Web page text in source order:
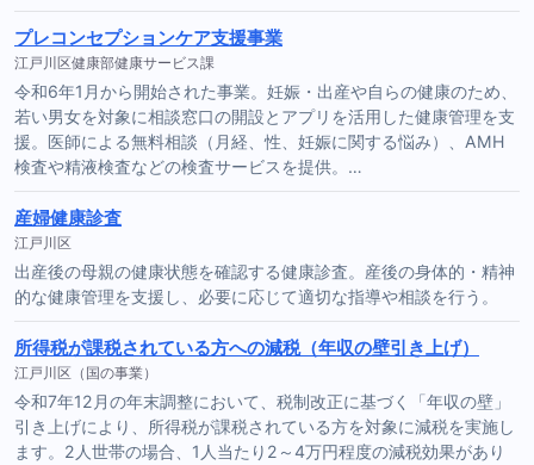
プレコンセプションケア支援事業
江戸川区健康部健康サービス課
令和6年1月から開始された事業。妊娠・出産や自らの健康のため、
若い男女を対象に相談窓口の開設とアプリを活用した健康管理を支
援。医師による無料相談（月経、性、妊娠に関する悩み）、AMH
検査や精液検査などの検査サービスを提供。…
産婦健康診査
江戸川区
出産後の母親の健康状態を確認する健康診査。産後の身体的・精神
的な健康管理を支援し、必要に応じて適切な指導や相談を行う。
所得税が課税されている方への減税（年収の壁引き上げ）
江戸川区（国の事業）
令和7年12月の年末調整において、税制改正に基づく「年収の壁」
引き上げにより、所得税が課税されている方を対象に減税を実施し
ます。2人世帯の場合、1人当たり2～4万円程度の減税効果があり